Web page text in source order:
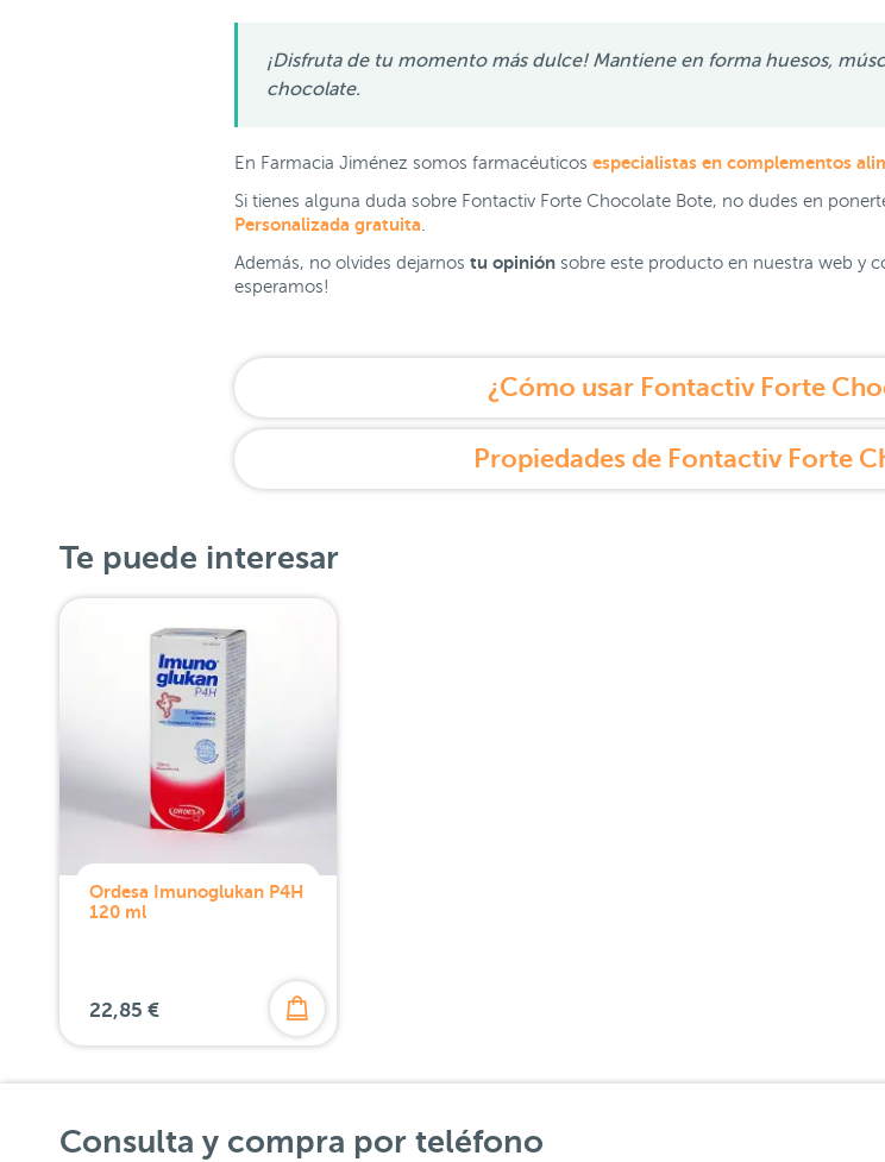
¡Disfruta de tu momento más dulce! Mantiene en forma huesos,
chocolate.
En Farmacia Jiménez somos farmacéuticos especialistas en complementos
Si tienes alguna duda sobre Fontactiv Forte Chocolate Bote, no dudes en
Personalizada gratuita
Además, no olvides dejarnos tu opinión sobre este producto en nuestra web y
esperamos!
¿Cómo usar Fontactiv Forte
Propiedades de Fontactiv Forte
Te puede interesar
Ordesa Imunoglukan P4H
120 ml
22,85 €
Consulta y compra por teléfono